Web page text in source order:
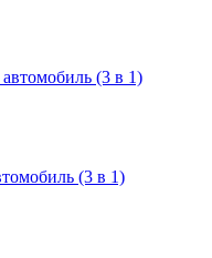
(3 в 1)